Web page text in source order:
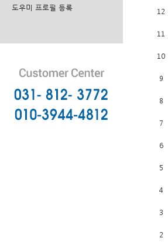
도우미 프로필 등록
12
11
10
9
8
7
6
5
4
3
2